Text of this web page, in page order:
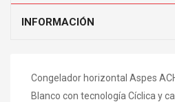
INFORMACIÓN
Congelador horizontal Aspes
Blanco con tecnología Cíclica y